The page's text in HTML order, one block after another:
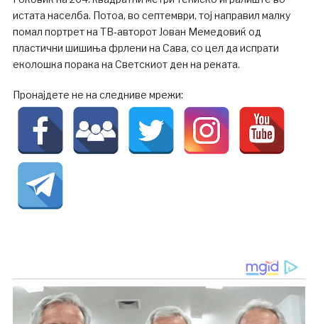
истата населба. Потоа, во септември, тој направил малку
помал портрет на ТВ-авторот Јован Мемедовиќ од
пластични шишиња фрлени на Сава, со цел да испрати
еколошка порака на Светскиот ден на реката.
Пронајдете не на следниве мрежи: